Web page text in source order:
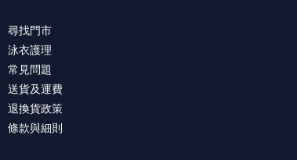
尋找門市
泳衣護理
常見問題
送貨及運費
退換貨政策
條款與細則